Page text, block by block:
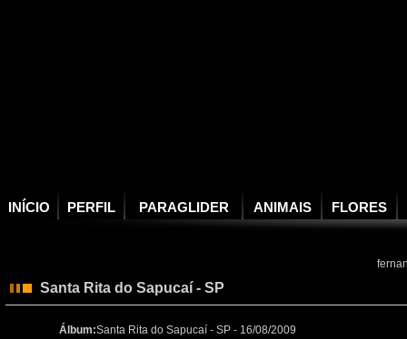
INÍCIO PERFIL PARAGLIDER ANIMAIS FLORES
Santa Rita do Sapucaí - SP
Álbum:Santa Rita do Sapucaí - SP - 16/08/2009